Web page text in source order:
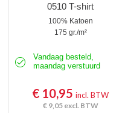
0510 T-shirt
100% Katoen
175 gr./m²
Vandaag besteld,
maandag verstuurd
€ 10,95incl. BTW
€ 9,05 excl. BTW